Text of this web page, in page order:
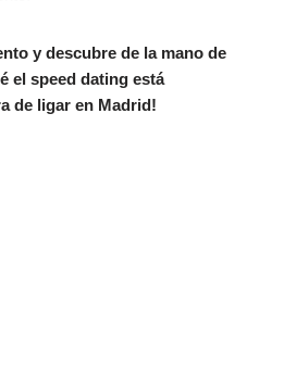
y descubre de la mano de
el speed dating está
de ligar en Madrid!